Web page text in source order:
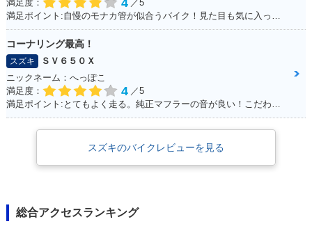
満足度：
／5
コーナリング最高！
スズキ
ＳＶ６５０Ｘ
ニックネーム：へっぽこ
満足度：
4 ／5
スズキのバイクレビューを見る
総合アクセスランキング